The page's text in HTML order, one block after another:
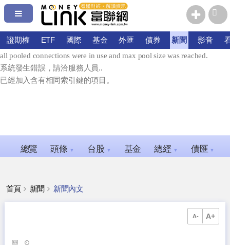
系統發生錯誤，請洽服務人員.
error connecting: Timeout expired. The timeout period elapsed prior to
obtaining a connection from the pool. This may have occurred because
all pooled connections were in use and max pool size was reached.
系統發生錯誤，請洽服務人員..
已經加入含有相同索引鍵的項目。
證期權 ETF 國際 基金 外匯 債券 新聞 影音
總覽 頭條 ▼ 台股 ▼ 基金 總經 ▼ 債匯 ▼
首頁 新聞 新聞內文
A- A+